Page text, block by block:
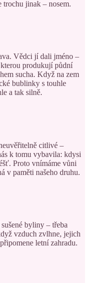
jinak – nosem.
Vědci jí dali jméno –
produkují půdní
sucha. Když na zem
bublinky s touhle
a tak silně.
citlivé –
k tomu vybavila: kdysi
Proto vnímáme vůni
v paměti našeho druhu.
byliny – třeba
vzduch zvlhne, jejich
letní zahradu.